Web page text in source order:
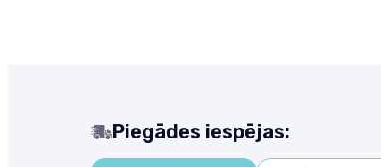
Piegādes iespējas: